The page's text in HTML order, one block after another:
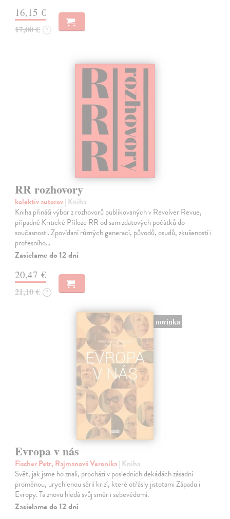
16,15 €
17,00 € ?
RR rozhovory
kolektív autorov| Kniha
Kniha přináší výbor z rozhovorů publikovaných v Revolver Revue,
případně Kritické Příloze RR od samizdatových počátků do
současnosti. Zpovídaní různých generací, původů, osudů, zkušeností i
profesního…
Zasielame do 12 dní
20,47 €
21,10 € ?
novinka
Evropa v nás
Fischer Petr, Rajmanová Veronika| Kniha
Svět, jak jsme ho znali, prochází v posledních dekádách zásadní
proměnou, urychlenou sérií krizí, které otřásly jistotami Západu i
Evropy. Ta znovu hledá svůj směr i sebevědomí.
Zasielame do 12 dní